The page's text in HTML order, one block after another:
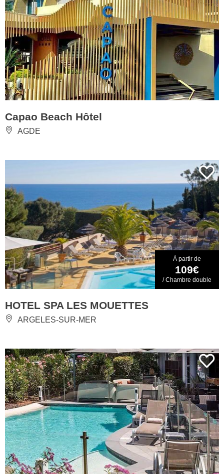
Capao Beach Hôtel
AGDE
À partir de
109€
/ Chambre double
HOTEL SPA LES MOUETTES
ARGELES-SUR-MER